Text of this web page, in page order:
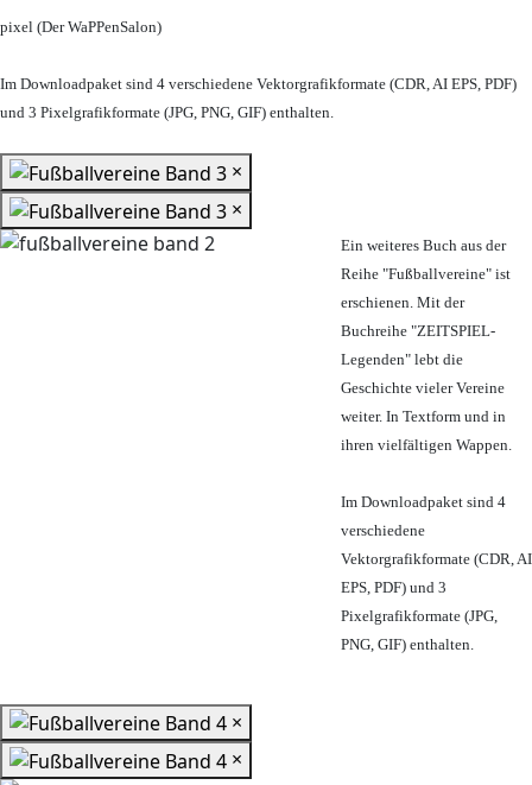
pixel (Der WaPPenSalon)
Im Downloadpaket sind 4 verschiedene Vektorgrafikformate (CDR, AI EPS, PDF)
und 3 Pixelgrafikformate (JPG, PNG, GIF) enthalten.
×
×
Ein weiteres Buch aus der
Reihe "Fußballvereine" ist
erschienen. Mit der
Buchreihe "ZEITSPIEL-
Legenden" lebt die
Geschichte vieler Vereine
weiter. In Textform und in
ihren vielfältigen Wappen.
Im Downloadpaket sind 4
verschiedene
Vektorgrafikformate (CDR, AI
EPS, PDF) und 3
Pixelgrafikformate (JPG,
PNG, GIF) enthalten.
×
×